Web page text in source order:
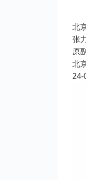
北
张
原
北
24-